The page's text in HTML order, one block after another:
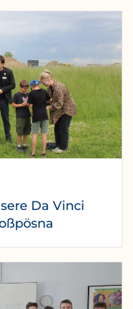
Da Vinci